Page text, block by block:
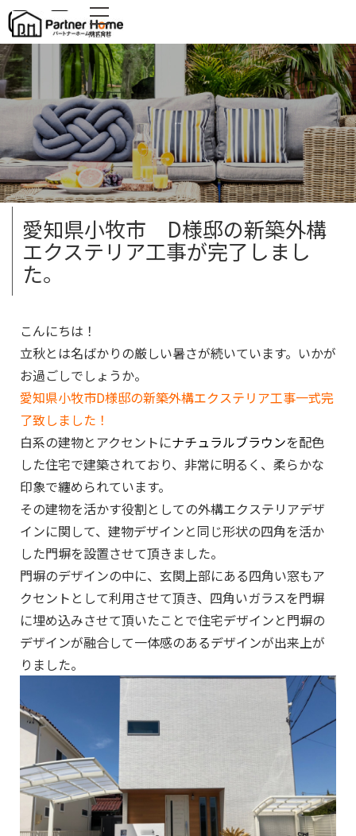
MENU
施工事例
愛知県小牧市 D様邸の新築外構
エクステリア工事が完了しまし
た。
こんにちは！
立秋とは名ばかりの厳しい暑さが続いています。いかが
お過ごしでしょうか。
愛知県小牧市D様邸の新築外構エクステリア工事一式完
了致しました！
白系の建物とアクセントにナチュラルブラウンを配色
した住宅で建築されており、非常に明るく、柔らかな
印象で纏められています。
その建物を活かす役割としての外構エクステリアデザ
インに関して、建物デザインと同じ形状の四角を活か
した門塀を設置させて頂きました。
門塀のデザインの中に、玄関上部にある四角い窓もア
クセントとして利用させて頂き、四角いガラスを門塀
に埋め込みさせて頂いたことで住宅デザインと門塀の
デザインが融合して一体感のあるデザインが出来上が
りました。